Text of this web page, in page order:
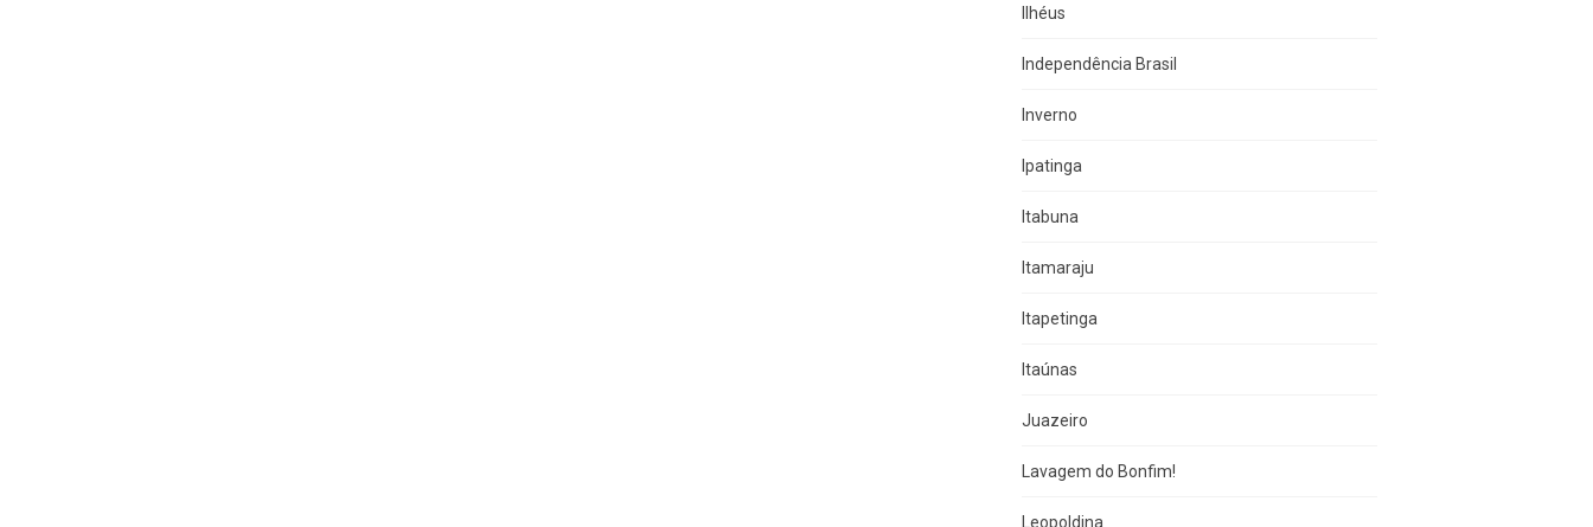
Ilhéus
Independência Brasil
Inverno
Ipatinga
Itabuna
Itamaraju
Itapetinga
Itaúnas
Juazeiro
Lavagem do Bonfim!
Leopoldina